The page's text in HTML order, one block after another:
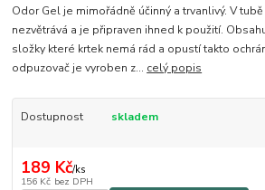
Odor Gel je mimořádně účinný a trvanlivý. V
nezvětrává a je připraven ihned k použití.
složky které krtek nemá rád a opustí takto
odpuzovač je vyroben z... celý popis
Dostupnost skladem
189 Kč/ks
156 Kč bez DPH